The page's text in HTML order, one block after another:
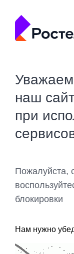
наш
при
Пожалуйста,
блокировки
Нам нужно